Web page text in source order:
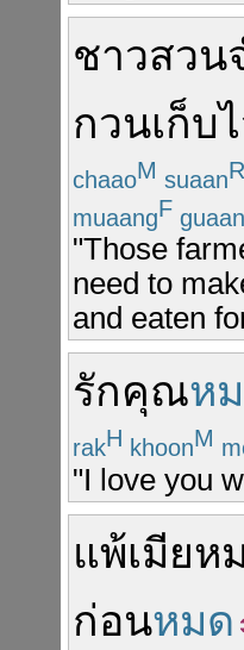
ชาวสวน
กวนเก็บ
chaaoM suaanR
muaangF guaan
"Those
need to
and eaten
รักคุณห
rakH khoonM
"I love you
แพ้เมียห
ก่อนหมด